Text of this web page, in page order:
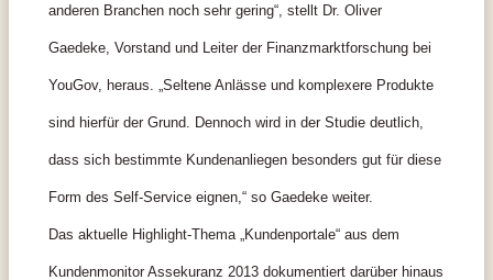
anderen Branchen noch sehr gering“, stellt Dr. Oliver
Gaedeke, Vorstand und Leiter der Finanzmarktforschung bei
YouGov, heraus. „Seltene Anlässe und komplexere Produkte
sind hierfür der Grund. Dennoch wird in der Studie deutlich,
dass sich bestimmte Kundenanliegen besonders gut für diese
Form des Self-Service eignen,“ so Gaedeke weiter.
Das aktuelle Highlight-Thema „Kundenportale“ aus dem
Kundenmonitor Assekuranz 2013 dokumentiert darüber hinaus